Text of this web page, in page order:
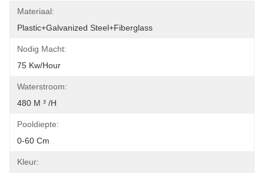
Materiaal:
Plastic+Galvanized Steel+Fiberglass
Nodig Macht:
75 Kw/Hour
Waterstroom:
480 M ³ /h
Pooldiepte:
0-60 Cm
Kleur: